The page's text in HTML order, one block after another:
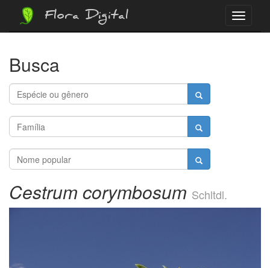
Menu
Flora Digital
Busca
Cestrum corymbosum Schltdl.